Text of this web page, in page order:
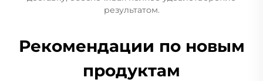
результатом.
Рекомендации по новым
продуктам